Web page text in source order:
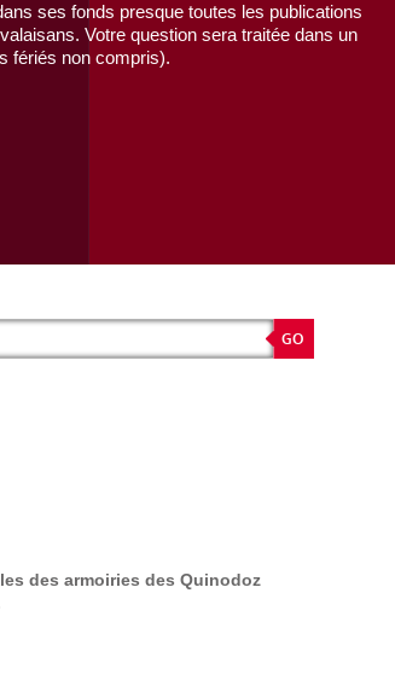
ses fonds presque toutes les publications
Votre question sera traitée dans un
fériés non compris).
des armoiries des Quinodoz